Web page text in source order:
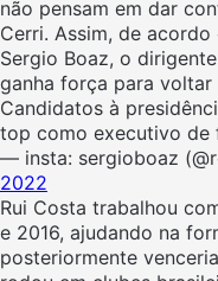
não pensam em dar
Cerri. Assim, de
Sergio Boaz, o
ganha força para voltar
Candidatos à
top como executivo de
— insta: sergioboaz
2022
Rui Costa trabalhou
e 2016, ajudando na
posteriormente